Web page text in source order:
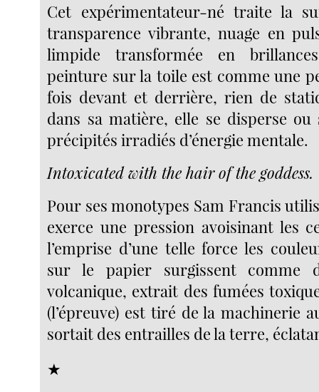
Cet expérimentateur-né traite la
transparence vibrante, nuage en
limpide transformée en
peinture sur la toile est comme une
fois devant et derrière, rien de
dans sa matière, elle se disperse ou
précipités irradiés d’énergie mentale.
Intoxicated with the hair of the goddess.
Pour ses monotypes Sam Francis
exerce une pression avoisinant les
l’emprise d’une telle force les
sur le papier surgissent comme
volcanique, extrait des fumées
(l’épreuve) est tiré de la machinerie
sortait des entrailles de la terre,
★